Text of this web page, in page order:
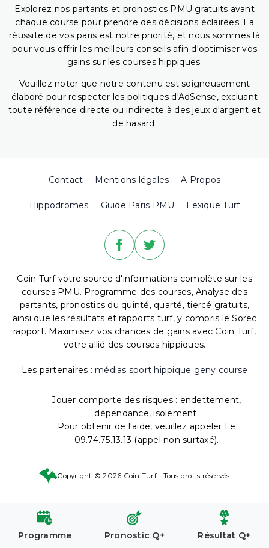
Explorez nos partants et pronostics PMU gratuits avant
chaque course pour prendre des décisions éclairées. La
réussite de vos paris est notre priorité, et nous sommes là
pour vous offrir les meilleurs conseils afin d'optimiser vos
gains sur les courses hippiques.
Veuillez noter que notre contenu est soigneusement
élaboré pour respecter les politiques d'AdSense, excluant
toute référence directe ou indirecte à des jeux d'argent et
de hasard.
Contact Mentions légales A Propos
Hippodromes Guide Paris PMU Lexique Turf
Coin Turf votre source d'informations complète sur les
courses PMU. Programme des courses, Analyse des
partants, pronostics du quinté, quarté, tiercé gratuits,
ainsi que les résultats et rapports turf, y compris le Sorec
rapport. Maximisez vos chances de gains avec Coin Turf,
votre allié des courses hippiques.
Les partenaires : médias sport hippique geny course
Jouer comporte des risques : endettement,
dépendance, isolement.
Pour obtenir de l'aide, veuillez appeler Le
09.74.75.13.13 (appel non surtaxé).
Copyright © 2026 Coin Turf - Tous droits réservés
Programme Pronostic Q+ Résultat Q+